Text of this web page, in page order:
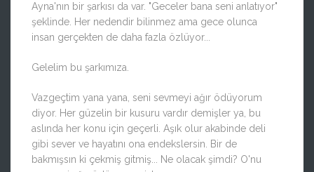
Ayna'nın bir şarkısı da var. "Geceler bana seni anlatıyor"
şeklinde. Her nedendir bilinmez ama gece olunca
insan gerçekten de daha fazla özlüyor...
Gelelim bu şarkımıza.
Vazgeçtim yana yana, seni sevmeyi ağır ödüyorum
diyor. Her güzelin bir kusuru vardır demişler ya, bu
aslında her konu için geçerli. Aşık olur akabinde deli
gibi sever ve hayatını ona endekslersin. Bir de
bakmışsın ki çekmiş gitmiş... Ne olacak şimdi? O'nu